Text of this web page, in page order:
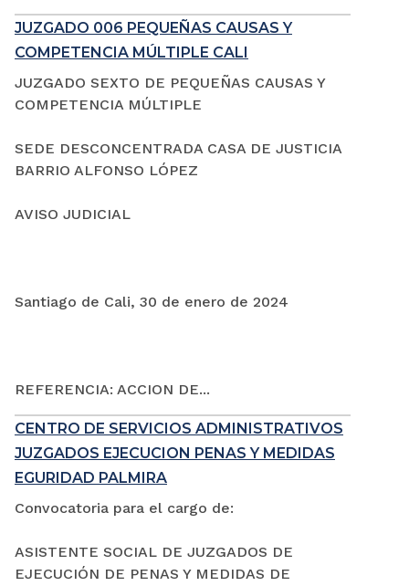
JUZGADO 006 PEQUEÑAS CAUSAS Y
COMPETENCIA MÚLTIPLE CALI
JUZGADO SEXTO DE PEQUEÑAS CAUSAS Y
COMPETENCIA MÚLTIPLE
SEDE DESCONCENTRADA CASA DE JUSTICIA
BARRIO ALFONSO LÓPEZ
AVISO JUDICIAL
Santiago de Cali, 30 de enero de 2024
REFERENCIA: ACCION DE...
CENTRO DE SERVICIOS ADMINISTRATIVOS
JUZGADOS EJECUCION PENAS Y MEDIDAS
EGURIDAD PALMIRA
Convocatoria para el cargo de:
ASISTENTE SOCIAL DE JUZGADOS DE
EJECUCIÓN DE PENAS Y MEDIDAS DE